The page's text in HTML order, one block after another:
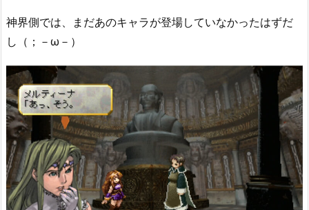
神界側では、まだあのキャラが登場していなかったはずだ
し（；－ω－）